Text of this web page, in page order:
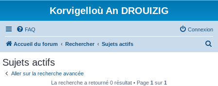
Korvigelloù An DROUIZIG
FAQ Connexion
Accueil du forum Rechercher Sujets actifs
Sujets actifs
Aller sur la recherche avancée
La recherche a retourné 0 résultat • Page 1 sur 1